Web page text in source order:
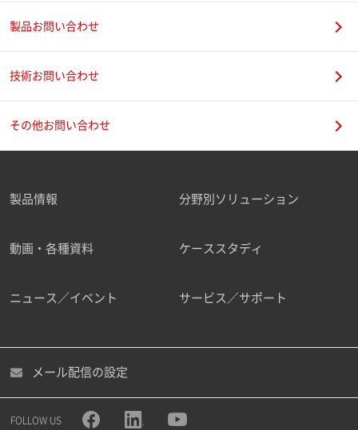
ご勤務先
職種
製品お問い合わせ
技術お問い合わせ
その他お問い合わせ
製品情報 分野別ソリューション
動画・各種資料 ケーススタディ
ニュース／イベント サービス／サポート
メール配信の設定
FOLLOW US